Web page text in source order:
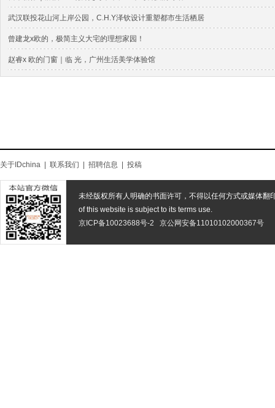
武汉联投花山河上岸公园，C.H.Y泽钦设计重塑都市生活栖居
曾建龙x欧的，极简主义大宅的理想家园！
赵睿x 欧的门窗｜临 光，广州生活美学体验馆
关于IDchina 联系我们 招聘信息 投稿
未经版权所有人明确的书面许可，不得以任何方式或媒体翻
of this website is subject to its terms use.
京ICP备10023688号-2
京公网安备11010102000367号